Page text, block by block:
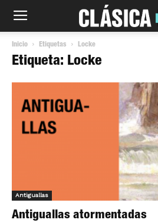
Inicio Etiquetas Locke
Etiqueta: Locke
Antiguallas
Antiguallas atormentadas